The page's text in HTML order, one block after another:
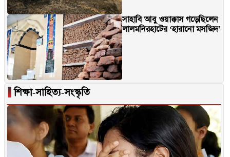
সাহাবি আবু ওয়াক্কাস গড়েছিলেন
লালমনিরহাটের ‘হারানো মসজিদ’
▐শিক্ষা-সাহিত্য-সংস্কৃতি